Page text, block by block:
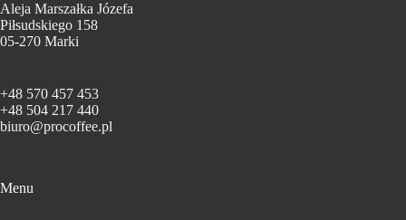
Aleja Marszałka Józefa
Piłsudskiego 158
05-270 Marki
+48 570 457 453
+48 504 217 440
biuro@procoffee.pl
Menu